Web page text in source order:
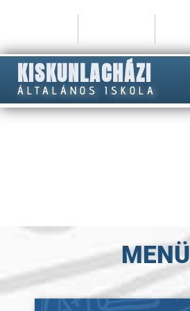
KISKUNLACHÁZI
ÁLTALÁNOS ISKOLA
MENÜ